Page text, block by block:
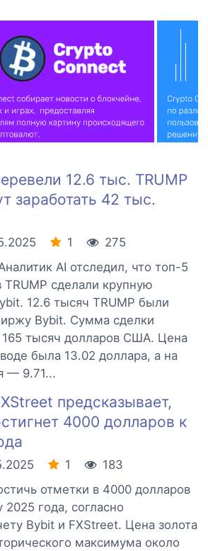
12.6 тыс. TRUMP
заработать 42 тыс.
1
275
AI отследил, что топ-5
TRUMP сделали крупную
12.6 тысяч TRUMP были
Bybit. Сумма сделки
165 тысяч долларов США. Цена
была 13.02 доллара, а на
— 9.71...
предсказывает,
4000 долларов к
1
183
отметки в 4000 долларов
года, согласно
Bybit и FXStreet. Цена золота
максимума около